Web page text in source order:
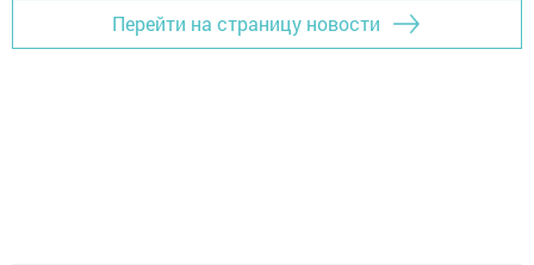
Перейти на страницу новости